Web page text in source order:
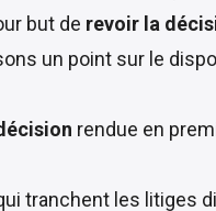
but de revoir la
un point sur le
rendue en
tranchent les litiges